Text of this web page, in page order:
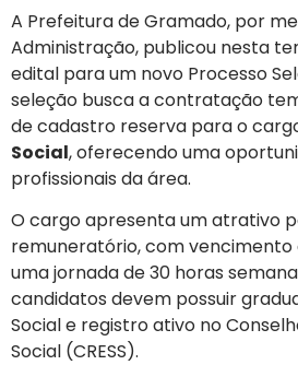
A Prefeitura de Gramado, por
Administração, publicou nesta
edital para um novo Processo
seleção busca a contratação
de cadastro reserva para o
Social, oferecendo uma
profissionais da área.
O cargo apresenta um atrativo
remuneratório, com vencimento
uma jornada de 30 horas
candidatos devem possuir
Social e registro ativo no
Social (CRESS).